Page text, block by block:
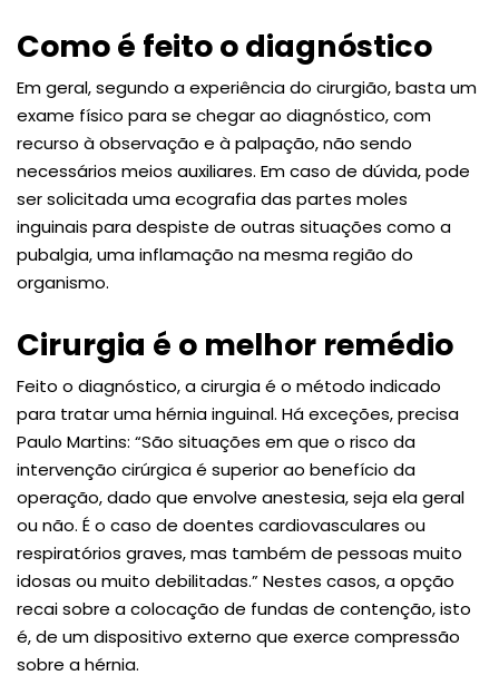
Como é feito o diagnóstico
Em geral, segundo a experiência do cirurgião, basta um
exame físico para se chegar ao diagnóstico, com
recurso à observação e à palpação, não sendo
necessários meios auxiliares. Em caso de dúvida, pode
ser solicitada uma ecografia das partes moles
inguinais para despiste de outras situações como a
pubalgia, uma inflamação na mesma região do
organismo.
Cirurgia é o melhor remédio
Feito o diagnóstico, a cirurgia é o método indicado
para tratar uma hérnia inguinal. Há exceções, precisa
Paulo Martins: “São situações em que o risco da
intervenção cirúrgica é superior ao benefício da
operação, dado que envolve anestesia, seja ela geral
ou não. É o caso de doentes cardiovasculares ou
respiratórios graves, mas também de pessoas muito
idosas ou muito debilitadas.” Nestes casos, a opção
recai sobre a colocação de fundas de contenção, isto
é, de um dispositivo externo que exerce compressão
sobre a hérnia.